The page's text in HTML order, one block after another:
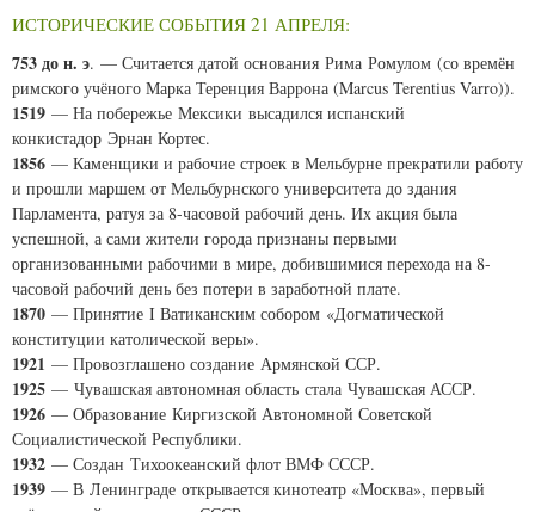
ИСТОРИЧЕСКИЕ СОБЫТИЯ 21 АПРЕЛЯ:
753 до н. э. — Считается датой основания Рима Ромулом (со времён
римского учёного Марка Теренция Варрона (Marcus Terentius Varro)).
1519 — На побережье Мексики высадился испанский
конкистадор Эрнан Кортес.
1856 — Каменщики и рабочие строек в Мельбурне прекратили работу
и прошли маршем от Мельбурнского университета до здания
Парламента, ратуя за 8-часовой рабочий день. Их акция была
успешной, а сами жители города признаны первыми
организованными рабочими в мире, добившимися перехода на 8-
часовой рабочий день без потери в заработной плате.
1870 — Принятие I Ватиканским собором «Догматической
конституции католической веры».
1921 — Провозглашено создание Армянской ССР.
1925 — Чувашская автономная область стала Чувашская АССР.
1926 — Образование Киргизской Автономной Советской
Социалистической Республики.
1932 — Создан Тихоокеанский флот ВМФ СССР.
1939 — В Ленинграде открывается кинотеатр «Москва», первый